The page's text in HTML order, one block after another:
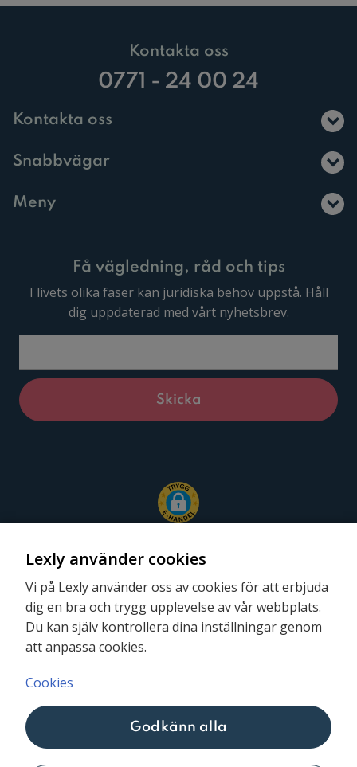
Kontakta oss
0771 - 24 00 24
Kontakta oss
Snabbvägar
Meny
Få vägledning, råd och tips
I livets olika faser kan juridiska behov uppstå. Håll
dig uppdaterad med vårt nyhetsbrev.
Följ oss
Lexly använder cookies
Vi på Lexly använder oss av cookies för att erbjuda
dig en bra och trygg upplevelse av vår webbplats.
Du kan själv kontrollera dina inställningar genom
att anpassa cookies.
Cookies
Godkänn alla